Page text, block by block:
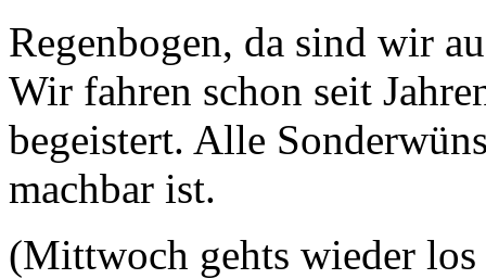
Regenbogen, da sind wir
Wir fahren schon seit
begeistert. Alle
machbar ist.
(Mittwoch gehts wieder los